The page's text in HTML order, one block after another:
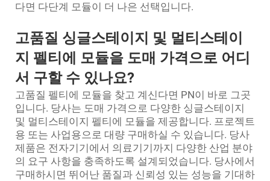
다면 다단계 모듈이 더 나은 선택입니다.
고품질 싱글스테이지 및 멀티스테이
지 펠티에 모듈을 도매 가격으로 어디
서 구할 수 있나요?
고품질 펠티에 모듈을 찾고 계신다면 PN이 바로 그곳
입니다. 당사는 도매 가격으로 다양한 싱글스테이지
및 멀티스테이지 펠티에 모듈을 제공합니다. 프로젝트
용 또는 사업용으로 대량 구매하실 수 있습니다. 당사
제품은 전자기기에서 의료기기까지 다양한 산업 분야
의 요구 사항을 충족하도록 설계되었습니다. 당사에서
구매하시면 뛰어난 품질과 신뢰성 있는 성능을 기대하